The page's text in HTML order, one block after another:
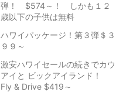
弾！ $574～！ しかも１２
歳以下の子供は無料
ハワイパッケージ！第３弾＄３
９９～
激安ハワイセールの続きでカウ
アイと ビックアイランド！
Fly & Drive $419～